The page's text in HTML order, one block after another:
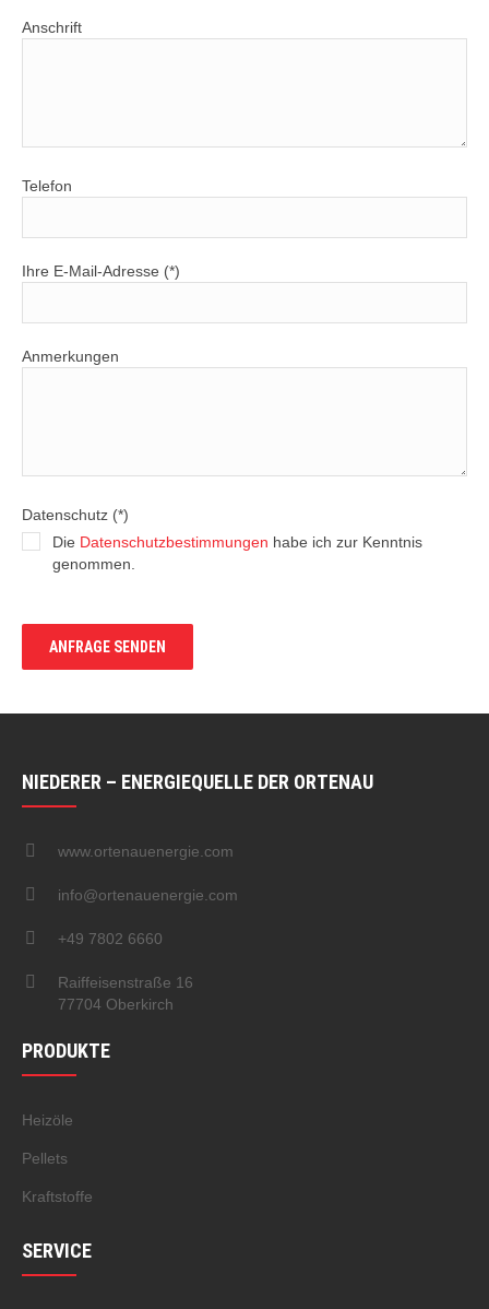
Anschrift
Telefon
Ihre E-Mail-Adresse (*)
Anmerkungen
Datenschutz (*)
Die Datenschutzbestimmungen habe ich zur Kenntnis
genommen.
NIEDERER – ENERGIEQUELLE DER ORTENAU
www.ortenauenergie.com
info@ortenauenergie.com
+49 7802 6660
Raiffeisenstraße 16
77704 Oberkirch
PRODUKTE
Heizöle
Pellets
Kraftstoffe
SERVICE